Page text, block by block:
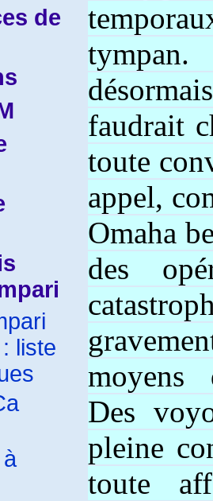
de
liste
faudrait
toute
appel,
Omaha
des
moyens
Des
pleine
toute